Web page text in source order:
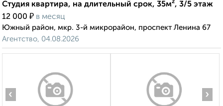
Студия квартира, на длительный срок, 35м², 3/5 этаж
12 000 ₽ в месяц
Южный район, мкр. 3-й микрорайон, проспект Ленина 67
Агентство, 04.08.2026
‹ ›